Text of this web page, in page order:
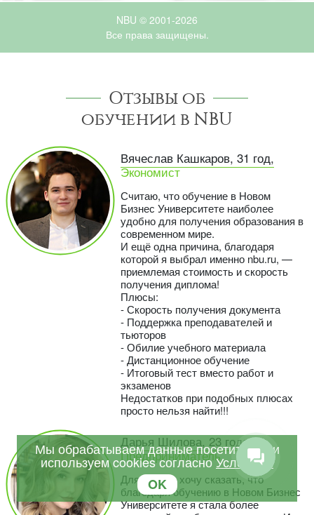
NBU © 2001-2026
Все права защищены.
Отзывы об
обучении в NBU
Вячеслав Кашкаров, 31 год,
Экономист
Считаю, что обучение в Новом
Бизнес Университете наиболее
удобно для получения образования в
современном мире.
И ещё одна причина, благодаря
которой я выбрал именно nbu.ru, —
приемлемая стоимость и скорость
получения диплома!
Плюсы:
- Скорость получения документа
- Поддержка преподавателей и
тьюторов
- Обилие учебного материала
- Дистанционное обучение
- Итоговый тест вместо работ и
экзаменов
Недостатков при подобных плюсах
просто нельзя найти!!!
Дарья Шилова, 23 года,
Предприниматель
Для начала хочу сказать, что
благодаря обучению в Новом Бизнес
Университете я стала более
Мы обрабатываем данные посетителей и
используем cookies согласноУсловиям
OK